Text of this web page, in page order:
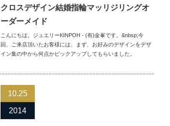
クロスデザイン結婚指輪マッリジリングオ
ーダーメイド
こんにちは。ジュエリーKINPOH - (有)金峯です。&nbsp;今
回、ご来店頂いたお客様には、まず、お好みのデザインをデザ
イン集の中から何点かピックアップしてもらいました。
10.25
2014